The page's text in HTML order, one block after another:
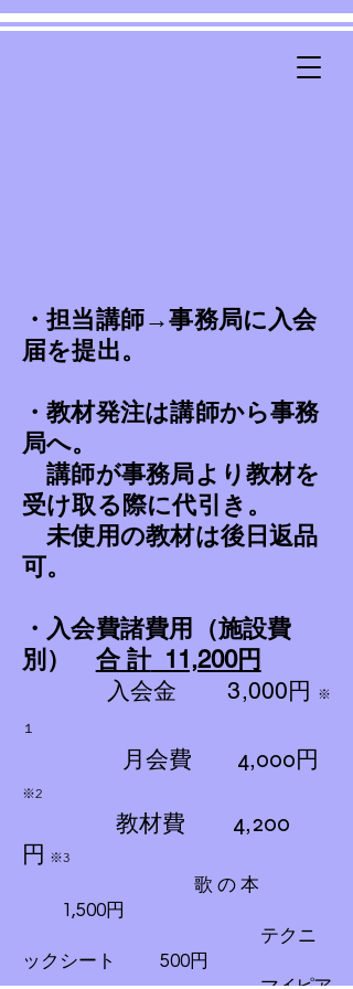
・担当講師→事務局に入会
届を提出。
・教材発注は講師から事務
局へ。
講師が事務局より教材を
受け取る際に代引き。
未使用の教材は後日返品
可。
・入会費諸費用（施設費
別 ） 合 計11,200円
入会金 3,000円 ※
１
月会費 4,000円
※2
教材費 ​ 4,200
円 ※3
歌 の 本
1,500円
テクニ
ックシート 500円